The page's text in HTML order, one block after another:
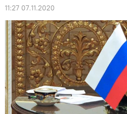
11:27 07.11.2020